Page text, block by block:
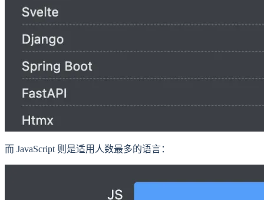
而 JavaScript 则是适用人数最多的语言：